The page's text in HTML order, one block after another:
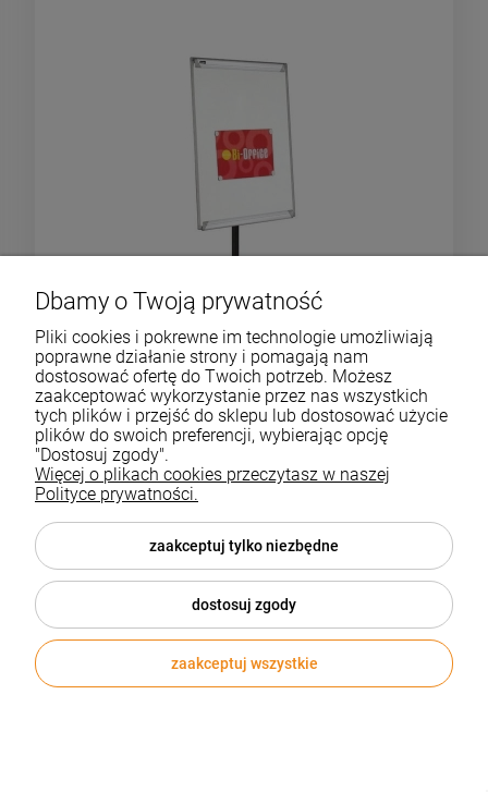
Flipchart Bi-office na Kółkach suchościerlano-
magnetyczny 70x102cm /GEA4806175/
BIELLA
1 214,95 zł
Cena netto:987,76 zł
« »
Dbamy o Twoją prywatność
Pliki cookies i pokrewne im technologie umożliwiają
poprawne działanie strony i pomagają nam
dostosować ofertę do Twoich potrzeb. Możesz
zaakceptować wykorzystanie przez nas wszystkich
tych plików i przejść do sklepu lub dostosować użycie
plików do swoich preferencji, wybierając opcję
"Dostosuj zgody".
Więcej o plikach cookies przeczytasz w naszej
Polityce prywatności.
zaakceptuj tylko niezbędne
dostosuj zgody
zaakceptuj wszystkie